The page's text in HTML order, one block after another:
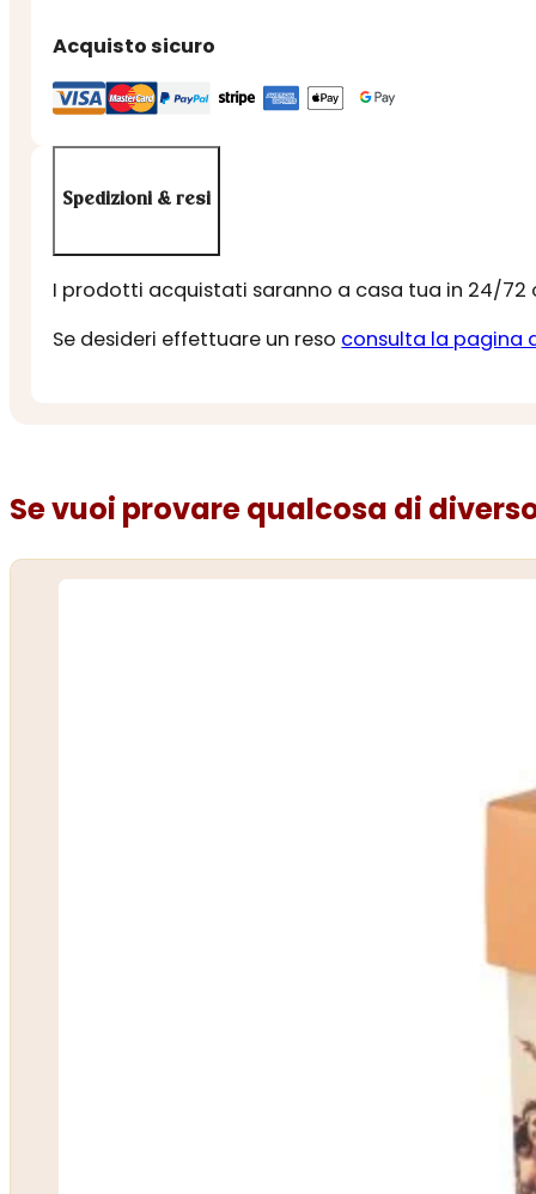
Acquisto sicuro
Spedizioni & resi
I prodotti acquistati saranno a casa tua in 24/72
Se desideri effettuare un reso consulta la pagina
Se vuoi provare qualcosa di